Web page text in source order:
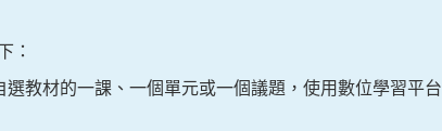
：
選教材的一課、一個單元或一個議題，使用數位學習平